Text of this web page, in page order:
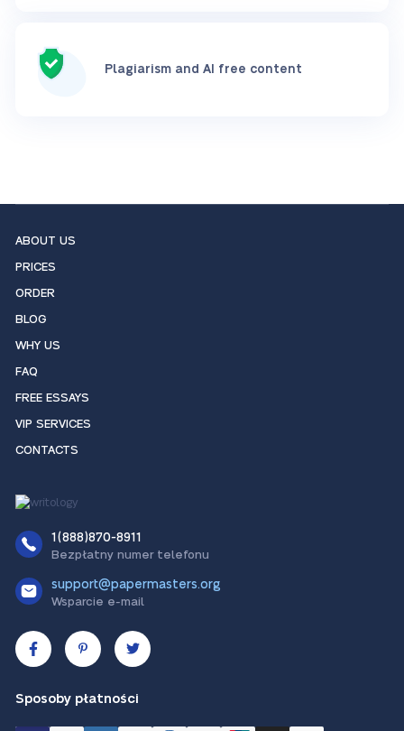
Plagiarism and AI free content
ABOUT US
PRICES
ORDER
BLOG
WHY US
FAQ
FREE ESSAYS
VIP SERVICES
CONTACTS
1(888)870-8911
Bezpłatny numer telefonu
support@papermasters.org
Wsparcie e-mail
Sposoby płatności